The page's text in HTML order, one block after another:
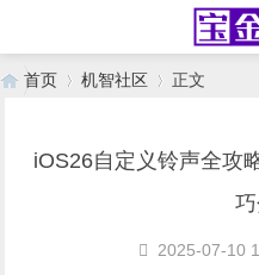
首页 机智社区 正文
iOS26自定义铃声全攻
2025-07-10